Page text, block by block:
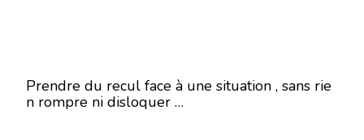
Prendre du recul face à une situation , sans rie
n rompre ni disloquer …